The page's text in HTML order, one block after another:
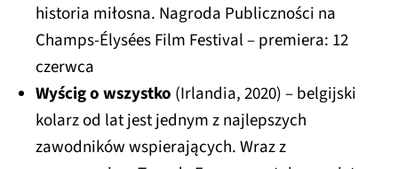
historia miłosna. Nagroda Publiczności na
Champs-Élysées Film Festival – premiera: 12
czerwca
Wyścig o wszystko (Irlandia, 2020) – belgijski
kolarz od lat jest jednym z najlepszych
zawodników wspierających. Wraz z